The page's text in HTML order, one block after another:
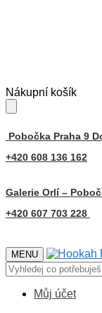
Skip
to
navigation
Skip
to
content
Nákupní košík
Pobočka Praha 9
+420 608 136 162
Galerie Orlí –
+420 607 703 228
MENU
Hledat:
Můj účet